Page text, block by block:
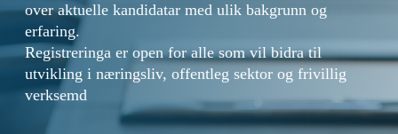
over aktuelle kandidatar med ulik bakgrunn og
erfaring.
Registreringa er open for alle som vil bidra til
utvikling i næringsliv, offentleg sektor og frivillig
verksemd